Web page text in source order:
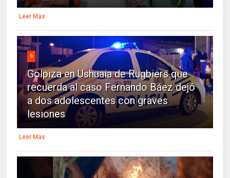
Leer Mas
6
Golpiza en Ushuaia de Rugbiers que
recuerda al caso Fernando Báez dejó
a dos adolescentes con graves
lesiones
Leer Mas